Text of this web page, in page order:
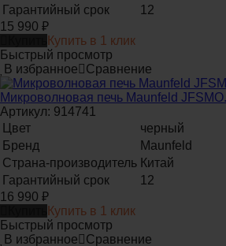
Гарантийный срок
12
15 990 ₽
Купить в 1 клик
Быстрый просмотр
В избранное
Сравнение
Микроволновая печь Maunfeld
Артикул: 914741
Цвет
черный
Бренд
Maunfeld
Страна-производитель Китай
Гарантийный срок
12
16 990 ₽
Купить в 1 клик
Быстрый просмотр
В избранное
Сравнение